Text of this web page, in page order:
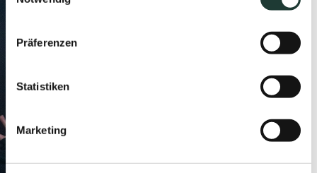
Präferenzen
Statistiken
Marketing